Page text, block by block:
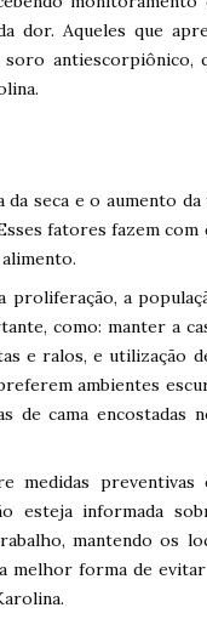
dor. Aqueles que
seca e o aumento
fatores fazem com
a
como: manter a
e ralos, e utilização
ambientes
de cama encostadas
medidas
esteja informada
mantendo os
melhor forma de